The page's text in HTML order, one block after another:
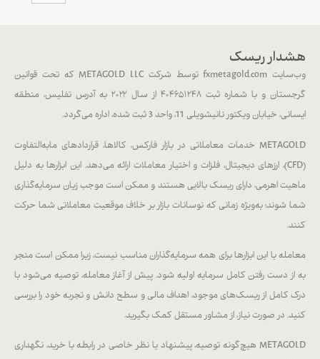
هشدار ریسک
وب‌سایت fxmetagold.com توسط شرکت METAGOLD LLC که تحت قوانین
گرجستان و با شماره ثبت ۴۰۴۶۵۱۲۴۸ از سال ۲۰۲۲ به آدرس تفلیس، منطقه
ایسانی، خیابان ویکتور نانیشویلی 11، واحد 3 ثبت شده، اداره می‌گردد.
METAGOLD خدمات معاملاتی در بازار فارکس، کالاها، قراردادهای مابه‌التفاوت
(CFD)، ارزهای دیجیتال، فلزات و اختیار معاملات ارائه می‌دهد. این ابزارها به دلیل
ماهیت اهرمی، دارای ریسک بالایی هستند و ممکن است موجب زیان سرمایه‌گذاری
شما شوند؛ به‌ویژه زمانی که نوسانات بازار بر خلاف موقعیت معاملاتی شما حرکت
کنند.
معامله با این ابزارها برای همه سرمایه‌گذاران مناسب نیست، زیرا ممکن است منجر
به از دست رفتن کامل سرمایه اولیه شود. پیش از آغاز معامله، توصیه می‌شود با
درک کامل از ریسک‌های موجود، اهداف مالی و سطح دانش و تجربه خود را بررسی
کنید. در صورت نیاز، از مشاور مستقل کمک بگیرید.
METAGOLD هیچ‌گونه توصیه، پیشنهاد یا نظر خاصی در رابطه با خرید، نگهداری